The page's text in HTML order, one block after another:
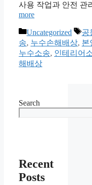
사용 작업과 안전 관
more
Categories
Uncategorized
공
송, 누수손해배상, 본
누수소송, 인테리어
해배상
Search
Recent
Posts